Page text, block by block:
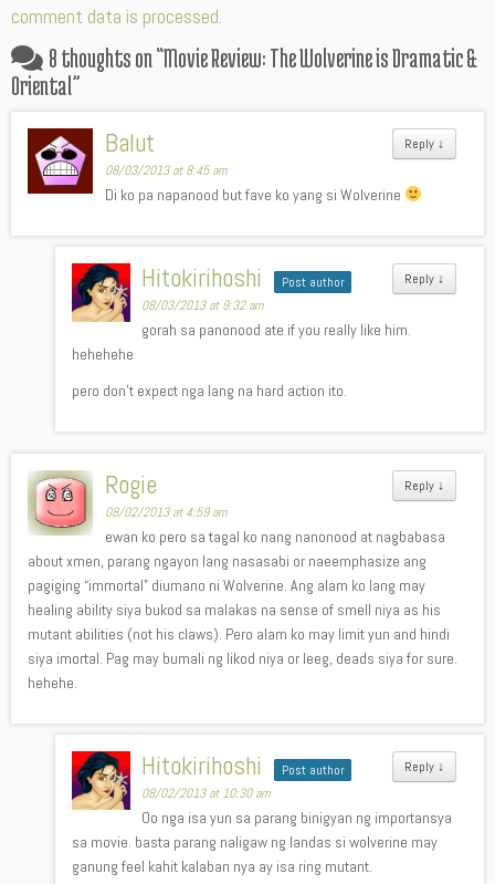
comment data is processed.
8 thoughts on “Movie Review: The Wolverine is Dramatic &
Oriental”
Reply ↓
Balut
08/03/2013 at 8:45 am
Di ko pa napanood but fave ko yang si Wolverine
Reply ↓
Hitokirihoshi Post author
08/03/2013 at 9:32 am
gorah sa panonood ate if you really like him.
hehehehe
pero don’t expect nga lang na hard action ito.
Reply ↓
Rogie
08/02/2013 at 4:59 am
ewan ko pero sa tagal ko nang nanonood at nagbabasa
about xmen, parang ngayon lang nasasabi or naeemphasize ang
pagiging “immortal” diumano ni Wolverine. Ang alam ko lang may
healing ability siya bukod sa malakas na sense of smell niya as his
mutant abilities (not his claws). Pero alam ko may limit yun and hindi
siya imortal. Pag may bumali ng likod niya or leeg, deads siya for sure.
hehehe.
Reply ↓
Hitokirihoshi Post author
08/02/2013 at 10:30 am
Oo nga isa yun sa parang binigyan ng importansya
sa movie. basta parang naligaw ng landas si wolverine may
ganung feel kahit kalaban nya ay isa ring mutant.